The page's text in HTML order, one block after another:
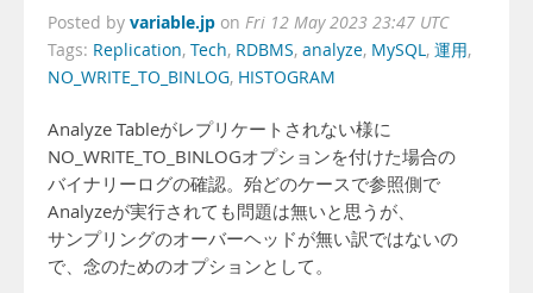
Posted by variable.jp on Fri 12 May 2023 23:47 UTC
Tags: Replication, Tech, RDBMS, analyze, MySQL, 運用,
NO_WRITE_TO_BINLOG, HISTOGRAM
Analyze Tableがレプリケートされない様に
NO_WRITE_TO_BINLOGオプションを付けた場合の
バイナリーログの確認。殆どのケースで参照側で
Analyzeが実行されても問題は無いと思うが、
サンプリングのオーバーヘッドが無い訳ではないの
で、念のためのオプションとして。